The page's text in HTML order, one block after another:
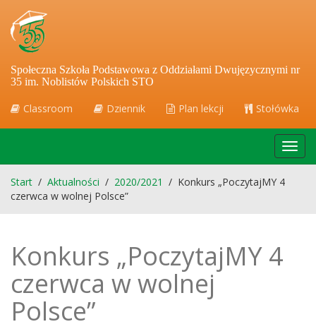
Społeczna Szkoła Podstawowa z Oddziałami Dwujęzycznymi nr
35 im. Noblistów Polskich STO
Classroom Dziennik Plan lekcji Stołówka
Start / Aktualności / 2020/2021 / Konkurs „PoczytajMY 4
czerwca w wolnej Polsce”
Konkurs „PoczytajMY 4
czerwca w wolnej
Polsce”